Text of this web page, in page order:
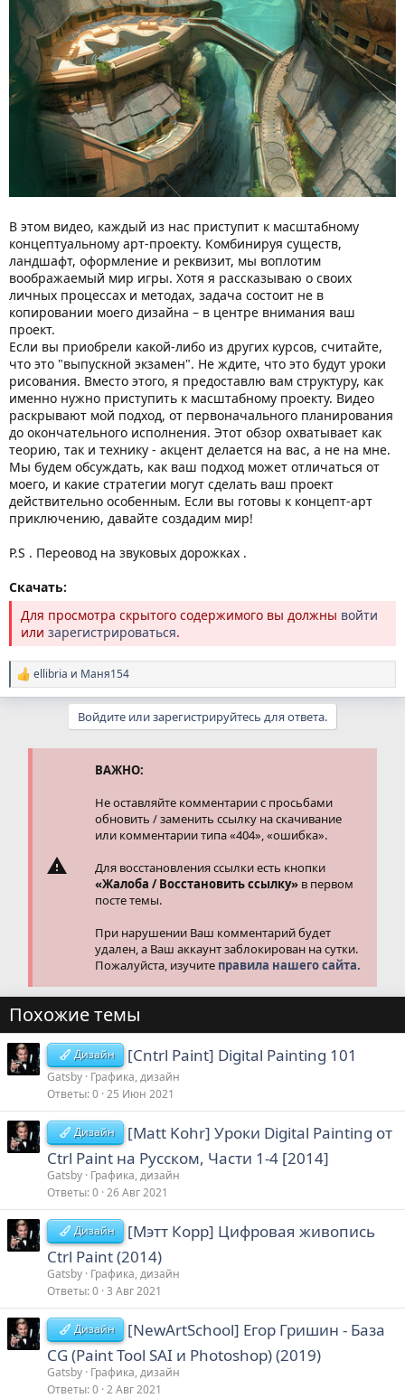
В этом видео, каждый из нас приступит к масштабному
концептуальному арт-проекту. Комбинируя существ,
ландшафт, оформление и реквизит, мы воплотим
воображаемый мир игры. Хотя я рассказываю о своих
личных процессах и методах, задача состоит не в
копировании моего дизайна – в центре внимания ваш
проект.
Если вы приобрели какой-либо из других курсов, считайте,
что это "выпускной экзамен". Не ждите, что это будут уроки
рисования. Вместо этого, я предоставлю вам структуру, как
именно нужно приступить к масштабному проекту. Видео
раскрывают мой подход, от первоначального планирования
до окончательного исполнения. Этот обзор охватывает как
теорию, так и технику - акцент делается на вас, а не на мне.
Мы будем обсуждать, как ваш подход может отличаться от
моего, и какие стратегии могут сделать ваш проект
действительно особенным. Если вы готовы к концепт-арт
приключению, давайте создадим мир!
P.S . Переовод на звуковых дорожках .
Скачать:
Для просмотра скрытого содержимого вы должны войти
или зарегистрироваться.
Р
е
ellibria и Маня154
Войдите или зарегистрируйтесь для ответа.
ВАЖНО:
Не оставляйте комментарии с просьбами
обновить / заменить ссылку на скачивание
или комментарии типа «404», «ошибка».
Для восстановления ссылки есть кнопки
«Жалоба / Восстановить ссылку» в первом
посте темы.
При нарушении Ваш комментарий будет
удален, а Ваш аккаунт заблокирован на сутки.
Пожалуйста, изучите правила нашего сайта.
Похожие темы
Дизайн [Cntrl Paint] Digital Painting 101
Gatsby Графика, дизайн
Ответы 0 25 Июн 2021
Дизайн
[Matt Kohr] Уроки Digital Painting от
Ctrl Paint на Русском, Части 1-4 [2014]
Gatsby Графика, дизайн
Ответы 0 26 Авг 2021
Дизайн
[Мэтт Корр] Цифровая живопись
Ctrl Paint (2014)
Gatsby Графика, дизайн
Ответы 0 3 Авг 2021
Дизайн
[NewArtSchool] Егор Гришин - База
CG (Paint Tool SAI и Photoshop) (2019)
Gatsby Графика, дизайн
Ответы 0 2 Авг 2021